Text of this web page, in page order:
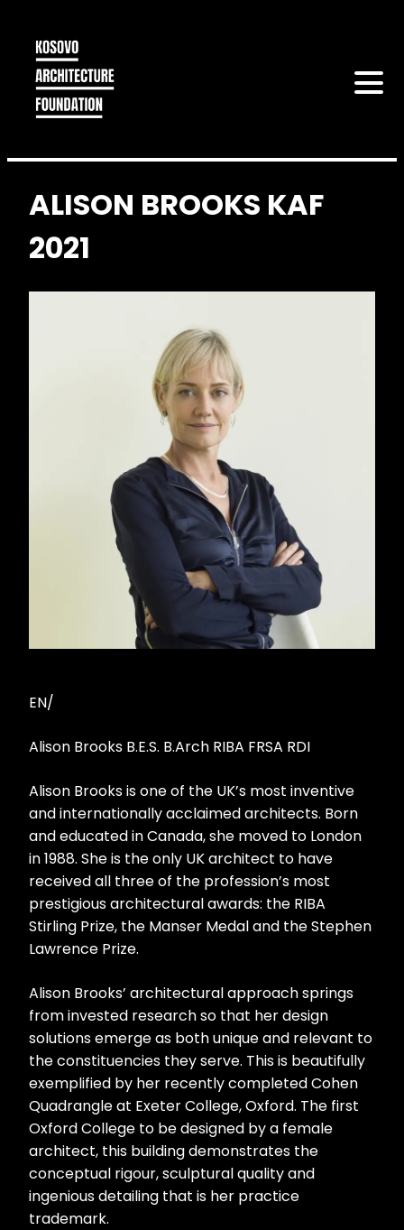
ALISON BROOKS KAF
2021
EN/
Alison Brooks B.E.S. B.Arch RIBA FRSA RDI
Alison Brooks is one of the UK’s most inventive
and internationally acclaimed architects. Born
and educated in Canada, she moved to London
in 1988. She is the only UK architect to have
received all three of the profession’s most
prestigious architectural awards: the RIBA
Stirling Prize, the Manser Medal and the Stephen
Lawrence Prize.
Alison Brooks’ architectural approach springs
from invested research so that her design
solutions emerge as both unique and relevant to
the constituencies they serve. This is beautifully
exemplified by her recently completed Cohen
Quadrangle at Exeter College, Oxford. The first
Oxford College to be designed by a female
architect, this building demonstrates the
conceptual rigour, sculptural quality and
ingenious detailing that is her practice
trademark.